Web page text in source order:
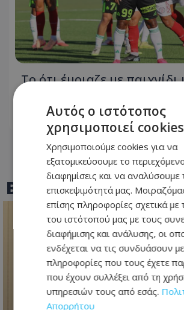
Το ότι έμοιαζε με παιχνίδι
φουτμπόλ, δεν αποτελεί
07.08.2026 - 08:50
BEST OF
Αυτός ο ιστότοπος
χρησιμοποιεί cookies
Χρησιμοποιούμε cookies για να
εξατομικεύσουμε το
διαφημίσεις και να αναλύσουμε
επισκεψιμότητά μας.
επίσης πληροφορίες σχετικά με
του ιστότοπού μας με τους
διαφήμισης και ανάλυσης, οι
ενδέχεται να τις συνδυάσουν
πληροφορίες που τους έχετε
που έχουν συλλέξει από τη
υπηρεσιών τους από εσάς.
Απορρήτου